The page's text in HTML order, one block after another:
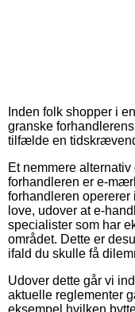
Inden folk shopper i
granske
tilfælde en
Et nemmere
forhandleren er e-
forhandleren
love, udover at e-
specialister som har
området. Dette er
ifald du skulle få
Udover dette går vi
aktuelle reglementer
eksempel hvilken